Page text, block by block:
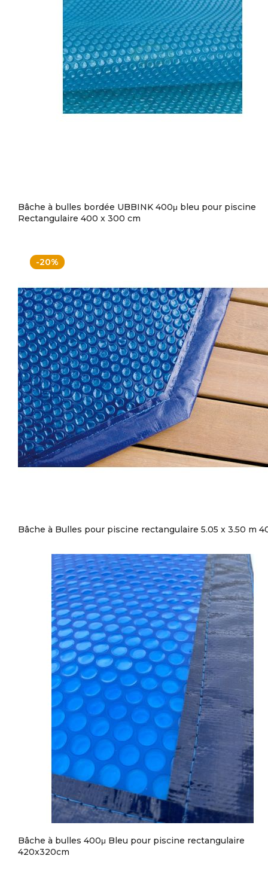
Bâche à bulles bordée UBBINK 400μ bleu pour piscine
Rectangulaire 400 x 300 cm
-20%
Bâche à Bulles pour piscine rectangulaire 5.05 x 3.50 m
Bâche à bulles 400μ Bleu pour piscine rectangulaire
420x320cm